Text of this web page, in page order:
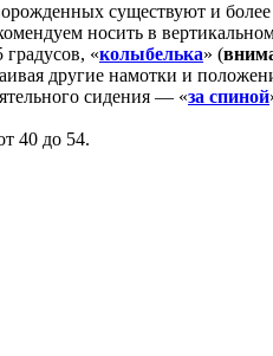
существуют и
носить в
«колыбелька» (
другие намотки и
сидения — «за спиной
40 до 54.